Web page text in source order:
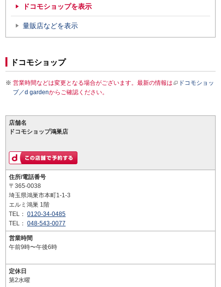
ドコモショップを表示
量販店などを表示
ドコモショップ
営業時間などは変更となる場合がございます。最新の情報は
ドコモショッ
プ／d gardenからご確認ください。
店舗名
ドコモショップ鴻巣店
住所/電話番号
〒365-0038
埼玉県鴻巣市本町1-1-3
エルミ鴻巣 1階
TEL： 0120-34-0485
TEL： 048-543-0077
営業時間
午前9時〜午後6時
定休日
第2水曜